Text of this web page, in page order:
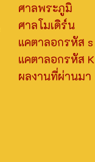
ศาลพระภูมิ
ศาลโมเดิร์น
แคตาลอกรหัส s
แคตาลอกรหัส K
ผลงานที่ผ่านมา